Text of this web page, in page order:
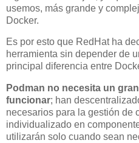
usemos, más grande y
Docker.
Es por esto que RedHat ha
herramienta sin depender de
principal diferencia entre
Podman no necesita un
funcionar; han
necesarios para la gestión de
individualizado en
utilizarán solo cuando sean